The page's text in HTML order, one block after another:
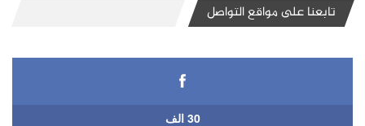
تابعنا على مواقع التواصل
30 الف